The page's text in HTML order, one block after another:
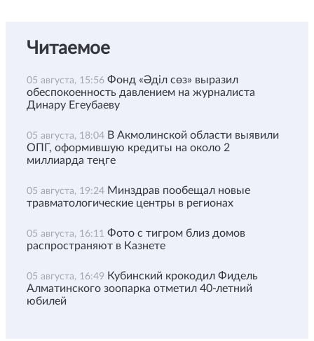
Читаемое
05 августа, 15:56 Фонд «Әділ сөз» выразил
обеспокоенность давлением на журналиста
Динару Егеубаеву
05 августа, 18:04 В Акмолинской области выявили
ОПГ, оформившую кредиты на около 2
миллиарда теңге
05 августа, 19:24 Минздрав пообещал новые
травматологические центры в регионах
05 августа, 16:11 Фото с тигром близ домов
распространяют в Казнете
05 августа, 16:49 Кубинский крокодил Фидель
Алматинского зоопарка отметил 40-летний
юбилей